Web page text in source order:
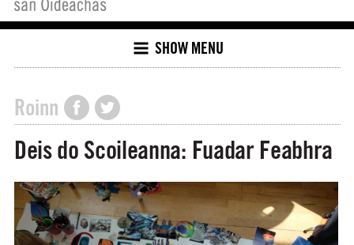
SHOW MENU
Roinn
Deis do Scoileanna: Fuadar Feabhra